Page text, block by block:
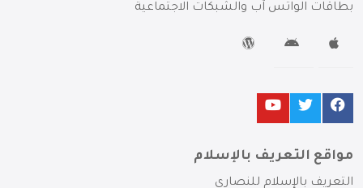
بطاقات الواتس آب والشبكات الاجتماعية
مواقع التعريف بالإسلام
التعريف بالإسلام للنصارى